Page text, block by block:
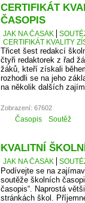
CERTIFIKÁT
ČASOPIS
JAK NA ČASÁK
CERTIFIKÁT KVALITY
Třicet šest redakcí
čtyři redaktorek z řad
žáků, kteří získali
rozhodli se na jeho
na několik dalších
Zobrazení: 67602
Časopis Soutěž
KVALITNÍ
JAK NA ČASÁK
Podívejte se na
soutěže školních
časopis“. Naprostá
stránkách škol.